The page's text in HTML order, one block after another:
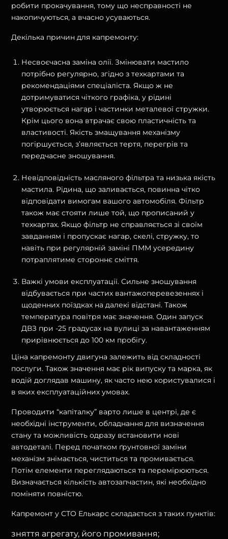
робити прокачування, тому що несправності не
накопичуються, а вчасно усуваються.
Декілька причин для капремонту:
Несвоєчасна заміна олії. Змінювати мастило
потрібно регулярно, згідно з техкартами та
рекомендаціями спеціаліста. Якщо ж не
дотримуватися чіткого графіка, у рідині
утворюється нагар і частинки металевої стружки.
Крім цього вона втрачає свою пластичність та
властивості. Якість змащування механізму
погіршується, з’являється тертя, перегрів та
передчасне зношування.
Невідповідність масляного фільтра та низька якість
мастила. Рідина, що заливається, повинна чітко
відповідати вимогам вашого автомобіля. Фільтр
також має стояти лише той, що прописаний у
техкартах. Якщо фільтр не справляється зі своїм
завданням і пропускає нагар, скелі, стружку, то
навіть при регулярній заміні ПММ усередину
потраплятиме стороннє сміття.
Важкі умови експлуатації. Сильне зношування
відбувається при частих вантажоперевезеннях і
щоденних поїздках на далекі відстані. Також
температура повітря має значення. Один запуск
ДВЗ при -25 градусах на вулиці за навантаженням
прирівнюється до 100 км пробігу.
Ціна капремонту двигуна залежить від складності
послуги. Також значення має рік випуску та марка, як
водій доглядав машину, як часто нею користувалися і
в яких експлуатаційних умовах.
Проводити “капіталку” варто лише в центрі, де є
необхідні інструменти, обладнання для визначення
стану та можливість одразу встановити нові
автодеталі. Перед початком ґрунтовної заміни
механізм знімається, чиститься та промивається.
Потім елементи переглядаються та перемірюються.
Визначається кількість автозапчастин, які необхідно
поміняти повністю.
Капремонт у СТО Елькарс складається з таких пунктів:
зняття агрегату, його промивання;